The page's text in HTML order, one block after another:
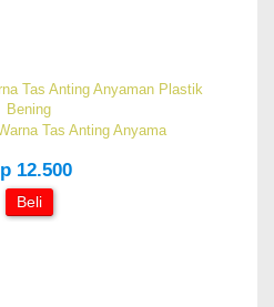
Tas Anting Anyama
12.500
Beli